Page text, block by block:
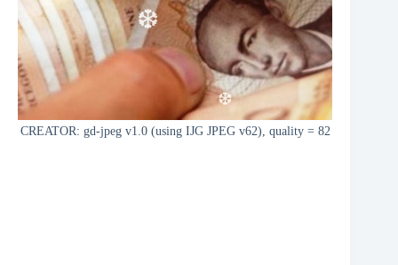
CREATOR: gd-jpeg v1.0 (using IJG JPEG v62), quality = 82
❆
❆